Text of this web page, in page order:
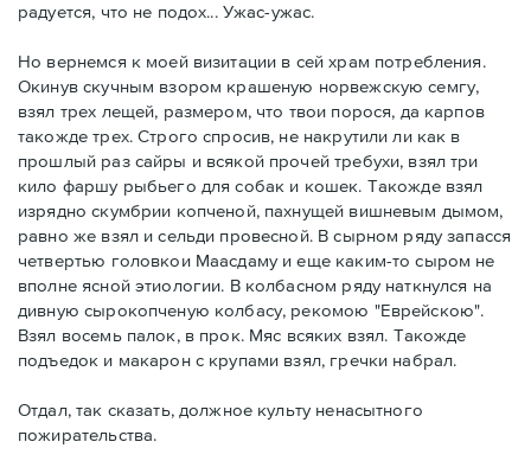
радуется, что не подох... Ужас-ужас.
Но вернемся к моей визитации в сей храм потребления.
Окинув скучным взором крашеную норвежскую семгу,
взял трех лещей, размером, что твои порося, да карпов
такожде трех. Строго спросив, не накрутили ли как в
прошлый раз сайры и всякой прочей требухи, взял три
кило фаршу рыбьего для собак и кошек. Такожде взял
изрядно скумбрии копченой, пахнущей вишневым дымом,
равно же взял и сельди провесной. В сырном ряду запасся
четвертью головкои Маасдаму и еще каким-то сыром не
вполне ясной этиологии. В колбасном ряду наткнулся на
дивную сырокопченую колбасу, рекомою "Еврейскою".
Взял восемь палок, в прок. Мяс всяких взял. Такожде
подъедок и макарон с крупами взял, гречки набрал.
Отдал, так сказать, должное культу ненасытного
пожирательства.